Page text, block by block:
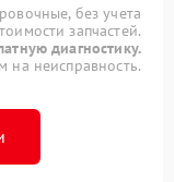
без учета
запчастей.
диагностику.
на неисправность.